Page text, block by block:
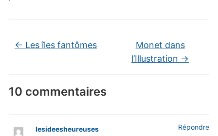
← Les îles fantômes
Monet dans
l’Illustration →
10 commentaires
lesideesheureuses
Répondre